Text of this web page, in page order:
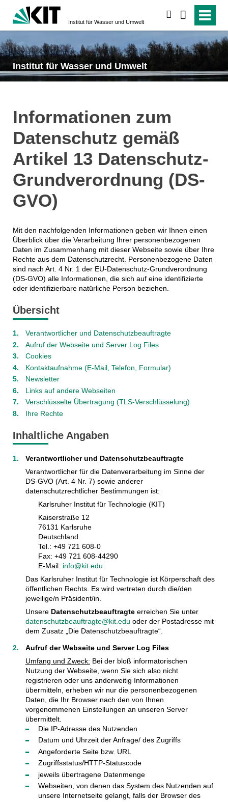
Institut für Wasser und Umwelt
Institut für Wasser und Umwelt
Informationen zum
Datenschutz gemäß
Artikel 13 Datenschutz-
Grundverordnung (DS-
GVO)
Mit den nachfolgenden Informationen geben wir Ihnen einen
Überblick über die Verarbeitung Ihrer personenbezogenen
Daten im Zusammenhang mit dieser Webseite sowie über Ihre
Rechte aus dem Datenschutzrecht. Personenbezogene Daten
sind nach Art. 4 Nr. 1 der EU-Datenschutz-Grundverordnung
(DS-GVO) alle Informationen, die sich auf eine identifizierte
oder identifizierbare natürliche Person beziehen.
Übersicht
Verantwortlicher und Datenschutzbeauftragte
Aufruf der Webseite und Server Log Files
Cookies
Kontaktaufnahme (E-Mail, Telefon, Formular)
Newsletter
Links auf andere Webseiten
Verschlüsselte Übertragung (TLS-Verschlüsselung)
Ihre Rechte
Inhaltliche Angaben
Verantwortlicher und Datenschutzbeauftragte
Verantwortlicher für die Datenverarbeitung im Sinne der
DS-GVO (Art. 4 Nr. 7) sowie anderer
datenschutzrechtlicher Bestimmungen ist:
Karlsruher Institut für Technologie (KIT)
Kaiserstraße 12
76131 Karlsruhe
Deutschland
Tel.: +49 721 608-0
Fax: +49 721 608-44290
E-Mail: info@kit.edu
Das Karlsruher Institut für Technologie ist Körperschaft des
öffentlichen Rechts. Es wird vertreten durch die/den
jeweilige/n Präsident/in.
Unsere Datenschutzbeauftragteerreichen Sie unter
datenschutzbeauftragte@kit.edu oder der Postadresse mit
dem Zusatz „Die Datenschutzbeauftragte“.
Aufruf der Webseite und Server Log Files
Umfang und Zweck: Bei der bloß informatorischen
Nutzung der Webseite, wenn Sie sich also nicht
registrieren oder uns anderweitig Informationen
übermitteln, erheben wir nur die personenbezogenen
Daten, die Ihr Browser nach den von Ihnen
vorgenommenen Einstellungen an unseren Server
übermittelt.
Die IP-Adresse des Nutzenden
Datum und Uhrzeit der Anfrage/ des Zugriffs
Angeforderte Seite bzw. URL
Zugriffsstatus/HTTP-Statuscode
jeweils übertragene Datenmenge
Webseiten, von denen das System des Nutzenden auf
unsere Internetseite gelangt, falls der Browser des